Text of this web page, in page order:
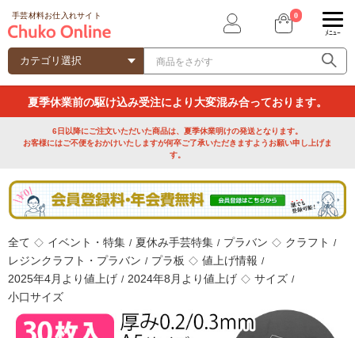
夏季休業前の駆け込み受注により大変混み合っております。
6日以降にご注文いただいた商品は、夏季休業明けの発送となります。
お客様にはご不便をおかけいたしますが何卒ご了承いただきますようお願い申し上げま
す。
全て ◇ イベント・特集 / 夏休み手芸特集 / プラバン ◇ クラフト /
レジンクラフト・プラバン / プラ板 ◇ 値上げ情報 /
2025年4月より値上げ / 2024年8月より値上げ ◇ サイズ /
小口サイズ
手芸材料お仕入れサイト 0
ﾒﾆｭｰ